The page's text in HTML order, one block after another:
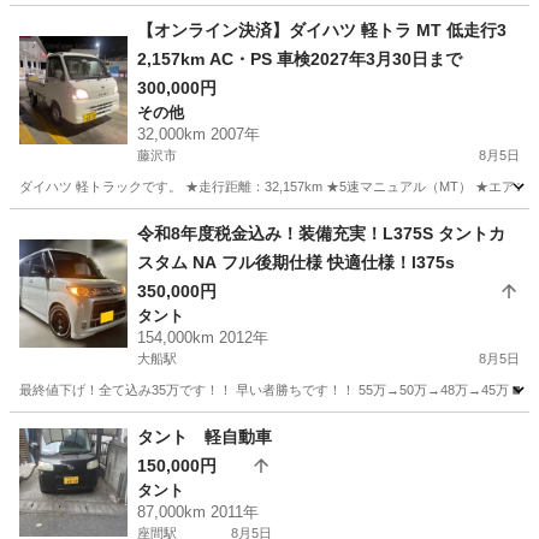
【オンライン決済】ダイハツ 軽トラ MT 低走行3
2,157km AC・PS 車検2027年3月30日まで
300,000円
その他
32,000km 2007年
藤沢市 8月5日
ダイハツ 軽トラックです。 ★走行距離：32,157km ★5速マニュアル（MT） ★エアコ
その他
令和8年度税金込み！装備充実！L375S タントカ
スタム NA フル後期仕様 快適仕様！l375s
350,000円
タント
154,000km 2012年
大船駅 8月5日
最終値下げ！全て込み35万です！！ 早い者勝ちです！！ 55万→50万→48万→45万
神奈川 鎌倉市 大船駅 タント
タント 軽自動車
150,000円
タント
87,000km 2011年
座間駅 8月5日